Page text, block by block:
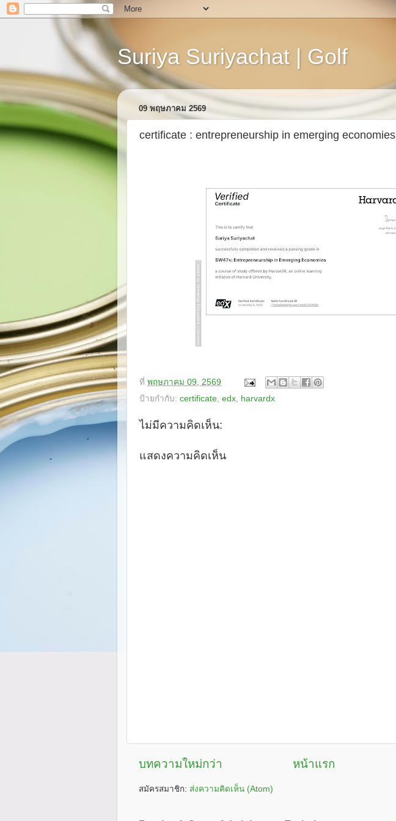
Suriya Suriyachat | Golf
09 พฤษภาคม 2569
certificate : entrepreneurship in emerging economies
ที่ พฤษภาคม 09, 2569
ป้ายกำกับ: certificate, edx, harvardx
ไม่มีความคิดเห็น:
แสดงความคิดเห็น
บทความใหม่กว่า หน้าแรก
สมัครสมาชิก: ส่งความคิดเห็น (Atom)